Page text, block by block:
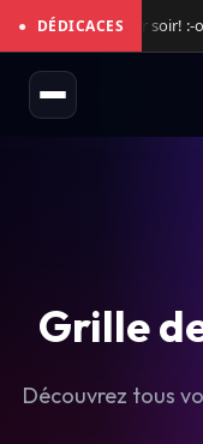
● DÉDICACES
de folie hier soir! :-o
Grille
Découvrez tous